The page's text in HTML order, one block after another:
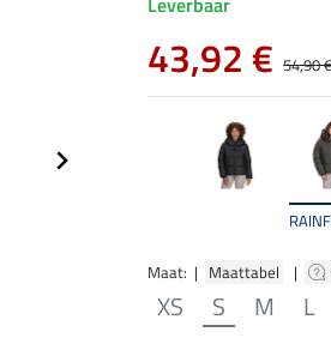
Maat: | Maattabel |
XS S M L
43,92 € 54,90 €